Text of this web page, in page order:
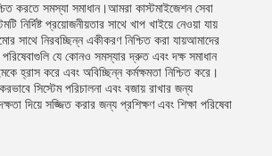
করতে সমস্যা সমাধান।আমরা কাস্টমাইজেশন সেবা
নির্দিষ্ট প্রয়োজনীয়তার সাথে খাপ খাইয়ে নেওয়া যায়
সাথে নিরবচ্ছিন্ন একীকরণ নিশ্চিত করা যায়আমাদের
পরিষেবাগুলি যে কোনও সমস্যার দ্রুত এবং দক্ষ সমাধান
হ্রাস করে এবং অবিচ্ছিন্ন কর্মক্ষমতা নিশ্চিত করে।
সিস্টেম পরিচালনা এবং বজায় রাখার জন্য
দিয়ে সজ্জিত করার জন্য প্রশিক্ষণ এবং শিক্ষা পরিষেবা